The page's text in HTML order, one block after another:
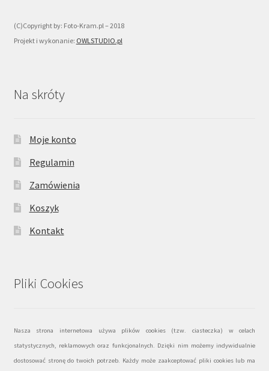
(C)Copyright by: Foto-Kram.pl – 2018
Projekt i wykonanie: OWLSTUDIO.pl
Na skróty
Moje konto
Regulamin
Zamówienia
Koszyk
Kontakt
Pliki Cookies
Nasza strona internetowa używa plików cookies (tzw. ciasteczka) w celach
statystycznych, reklamowych oraz funkcjonalnych. Dzięki nim możemy indywidualnie
dostosować stronę do twoich potrzeb. Każdy może zaakceptować pliki cookies lub ma